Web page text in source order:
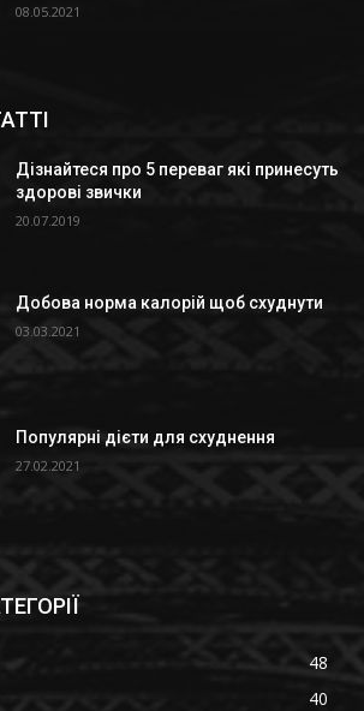
08.05.2021
Дізнайтеся про 5 переваг які принесуть
здорові звички
20.07.2019
Добова норма калорій щоб схуднути
03.03.2021
Популярні дієти для схуднення
27.02.2021
48
40